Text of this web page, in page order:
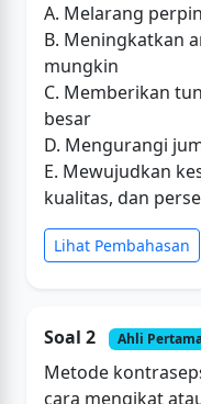
A. Melarang
B. Meningkatkan
mungkin
C. Memberikan
besar
D. Mengurangi
E. Mewujudkan
kualitas, dan
Lihat Pembahasan
Soal 2 Ahli
Metode
cara mengikat